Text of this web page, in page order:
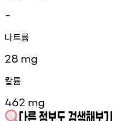
-
나트륨
28 mg
칼륨
462 mg